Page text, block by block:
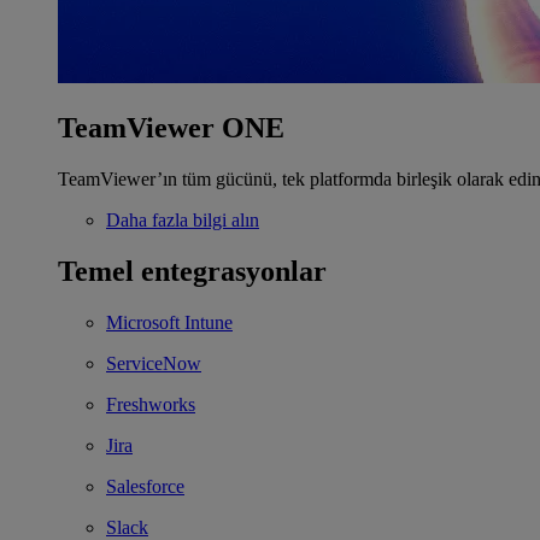
TeamViewer ONE
TeamViewer’ın tüm gücünü, tek platformda birleşik olarak
Daha fazla bilgi alın
Temel entegrasyonlar
Microsoft Intune
ServiceNow
Freshworks
Jira
Salesforce
Slack